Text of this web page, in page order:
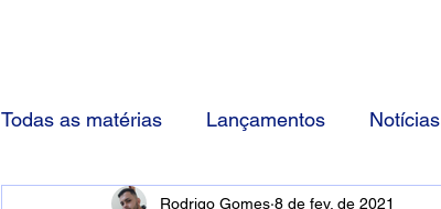
Todas as matérias Lançamentos Notícias
Rodrigo Gomes 8 de fev. de 2021